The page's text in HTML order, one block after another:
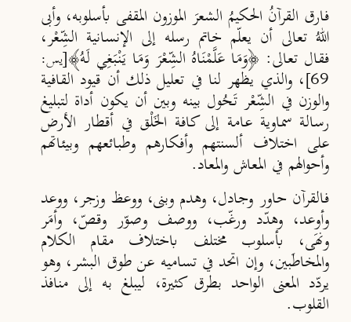
فارق القرآنُ الحكيمُ الشعرَ الموزون المقفى بأسلوبه، وأبى
اللهُ تعالى أن يعلّم خاتم رسله إلى الإنسانية الشِّعْر،
فقال تعالى: ﴿وَمَا عَلَّمْنَاهُ الشِّعْرَ وَمَا يَنْبَغِي لَهُ﴾[يس:
69] ، والذي يظهر لنا في تعليل ذلك أن قيود القافية
والوزن في الشِّعْر تَـحُول بينه وبين أن يكون أداة لتبليغ
رسالة سماوية عامة إلى كافة الخَلْق في أقطار الأرض
على اختلاف ألسنتهم وأفكارهم وطبائعهم وبيئاتهم
وأحوالهم في المعاش والمعاد.
فالقرآن حاور وجادل، وهدم وبنى، ووعظ وزجر، ووعد
وأوعد، وهدّد ورغّب، ووصف وصوّر وقصّ، وأمَر
ونهَى، بأسلوب مختلف باختلاف مقام الكلام
والمخاطَبين، وإن اتحد في تساميه عن طوق البشر، وهو
يردّد المعنى الواحد بطرق كثيرة، ليبلغ به إلى منافذ
القلوب.